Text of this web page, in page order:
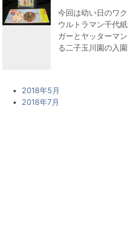
今回は幼い日のワ
ウルトラマン千代
ガーとヤッターマ
る二子玉川園の入
2018年5月
2018年7月